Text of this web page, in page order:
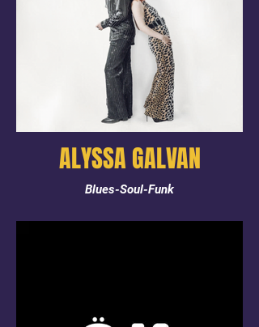
ALYSSA GALVAN
Blues-Soul-Funk